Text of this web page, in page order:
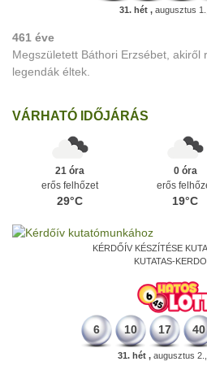
31. hét ,augusztus
461 éve
Megszületett Báthori Erzsébet, akiről
legendák éltek.
VÁRHATÓ IDŐJÁRÁS
21 óra
erős felhőzet
29°C
0 óra
erős
19°C
KÉRDŐÍV KÉSZÍTÉSE
KUTATAS-
6 10 17 40
31. hét ,augusztus